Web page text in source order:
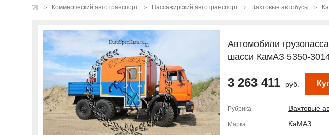
Коммерческий автотранспорт Пассажирский автотранспорт Вахтовые автобусы
Автомобили
шасси КамАЗ 5350-
3 263 411 руб.
Рубрика Вахтовые
Марка КаМАЗ